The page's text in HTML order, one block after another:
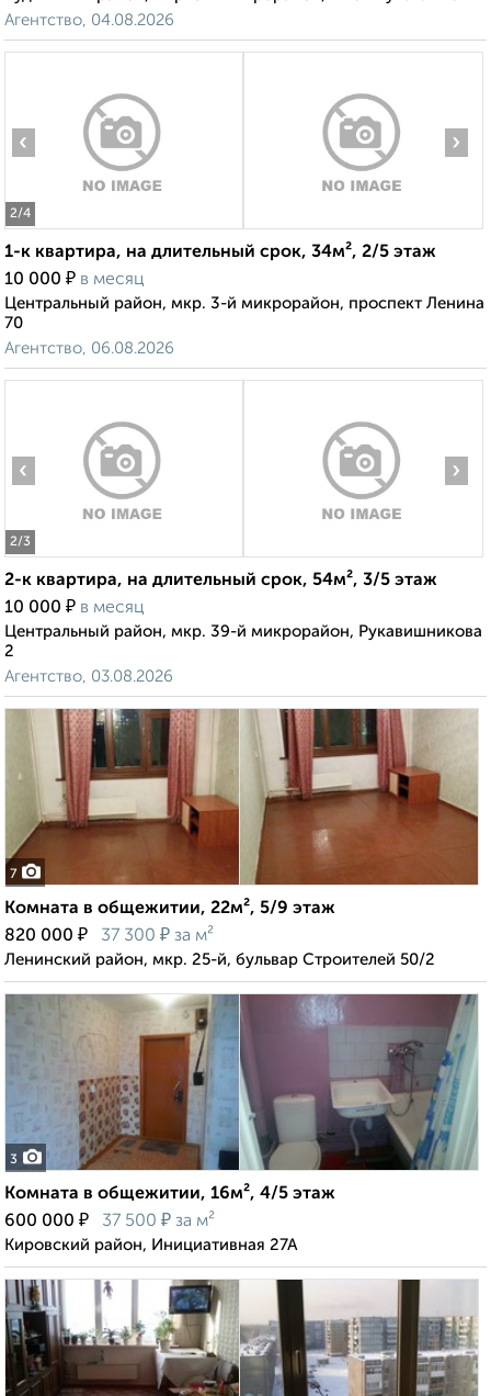
Агентство, 04.08.2026
2/4
‹ ›
1-к квартира, на длительный срок, 34м², 2/5 этаж
10 000 ₽ в месяц
Центральный район, мкр. 3-й микрорайон, проспект Ленина
70
Агентство, 06.08.2026
2/3
‹ ›
2-к квартира, на длительный срок, 54м², 3/5 этаж
10 000 ₽ в месяц
Центральный район, мкр. 39-й микрорайон, Рукавишникова
2
Агентство, 03.08.2026
7
Комната в общежитии, 22м², 5/9 этаж
820 000 ₽ 37 300 ₽ за м²
Ленинский район, мкр. 25-й, бульвар Строителей 50/2
3
Комната в общежитии, 16м², 4/5 этаж
600 000 ₽ 37 500 ₽ за м²
Кировский район, Инициативная 27А